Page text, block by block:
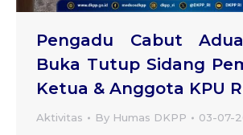
Pengadu Cabut
Buka Tutup Sidang
Ketua & Anggota KPU
Aktivitas By Humas DKPP 03-07-